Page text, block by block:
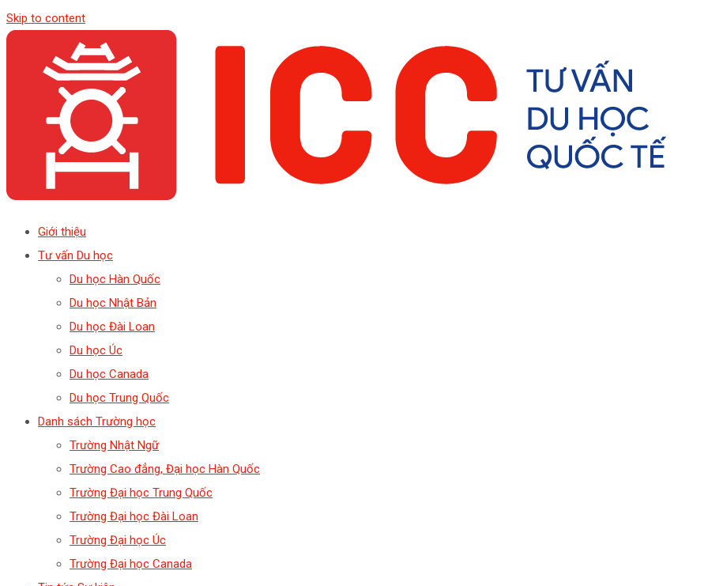
Skip to content
Giới thiệu
Tư vấn Du học
Du học Hàn Quốc
Du học Nhật Bản
Du học Đài Loan
Du học Úc
Du học Canada
Du học Trung Quốc
Danh sách Trường học
Trường Nhật Ngữ
Trường Cao đẳng, Đại học Hàn Quốc
Trường Đại học Trung Quốc
Trường Đại học Đài Loan
Trường Đại học Úc
Trường Đại học Canada